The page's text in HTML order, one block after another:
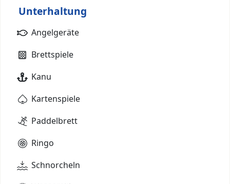
Unterhaltung
Angelgeräte
Brettspiele
Kanu
Kartenspiele
Paddelbrett
Ringo
Schnorcheln